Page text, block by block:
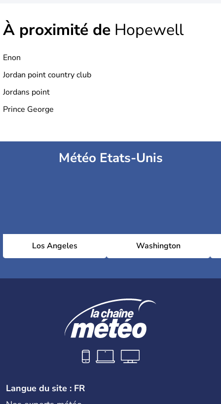
À proximité de Hopewell
Enon
Jordan point country club
Jordans point
Prince George
Météo Etats-Unis
Los Angeles Washington
Langue du site : FR